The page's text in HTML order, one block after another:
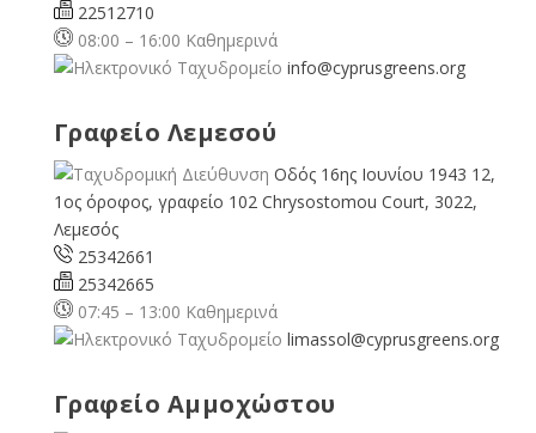
22512710
08:00 – 16:00 Καθημερινά
info@cyprusgreens.org
Γραφείο Λεμεσού
Οδός 16ης Ιουνίου 1943 12,
1ος όροφος, γραφείο 102 Chrysostomou Court, 3022,
Λεμεσός
25342661
25342665
07:45 – 13:00 Καθημερινά
limassol@cyprusgreens.org
Γραφείο Αμμοχώστου